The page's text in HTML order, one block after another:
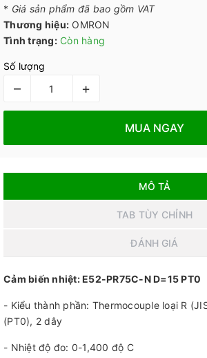
* Giá sản phẩm đã bao gồm VAT
Thương hiệu: OMRON
Tình trạng: Còn hàng
Số lượng
– +
MUA NGAY
MÔ TẢ
TAB TÙY CHỈNH
ĐÁNH GIÁ
Cảm biến nhiệt: E52-PR75C-N D=15 PT0
- Kiểu thành phần: Thermocouple loại R
(PT0), 2 dây
- Nhiệt độ đo: 0-1,400 độ C